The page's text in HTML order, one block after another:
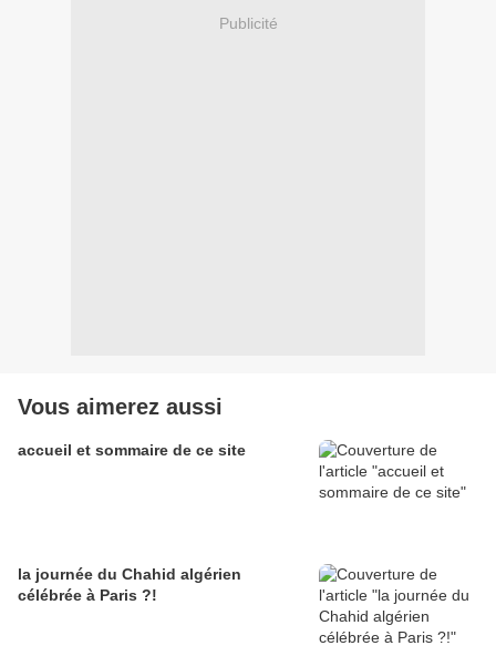
Publicité
Vous aimerez aussi
accueil et sommaire de ce site
la journée du Chahid algérien
célébrée à Paris ?!